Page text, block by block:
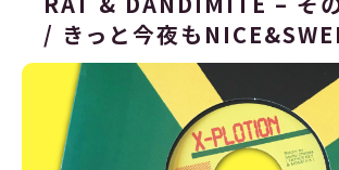
/ きっと今夜も